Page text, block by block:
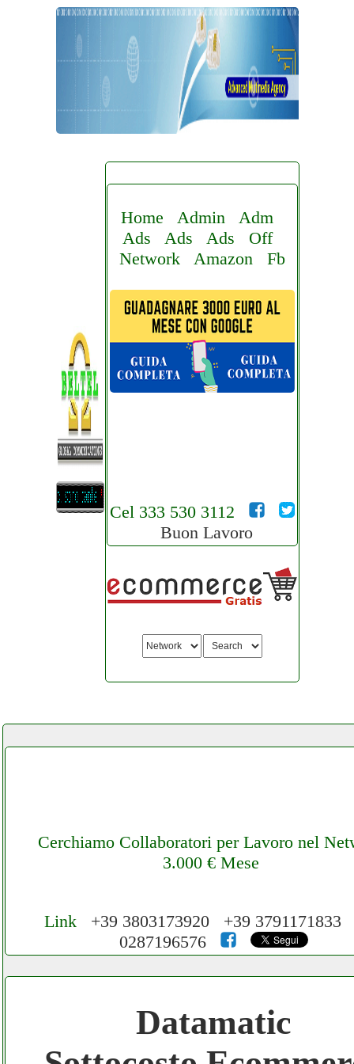
Home Admin
Adm
Ads
Ads Ads
Off
Network
Amazon Fb
Cel 333 530 3112
Buon Lavoro
Cerchiamo Collaboratori per Lavoro nel
3.000 € Mese
Cerchiamo Collaboratori per Lavoro nel
Network 3.000 € Mese
Gratis registra il tuo Ecommerce nel
Link +39 3803173920 +39 3791171833
0287196576
Datamatic